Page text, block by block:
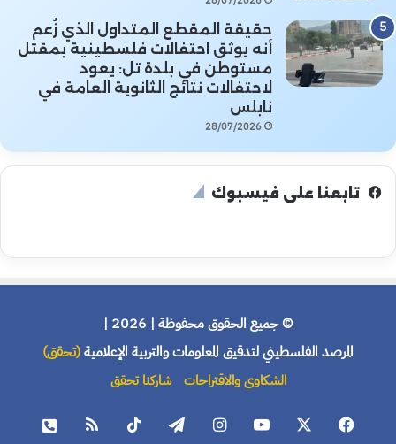
حقيقة المقطع المتداول الذي زُعم
أنه يوثق احتفالات فلسطينية بمقتل
مستوطن في بلدة تل: يعود
لاحتفالات نتائج الثانوية العامة في
نابلس
28/07/2026
تابعنا على فيسبوك
© جميع الحقوق محفوظة | 2026 |
المرصد الفلسطيني لتدقيق المعلومات والتربية الإعلامية(تحقق)
الشكاوى والاقتراحات شاركنا تحقق
فيسبوك يوتيوب انستقرام تيلقرام ‫TikTok ملخص